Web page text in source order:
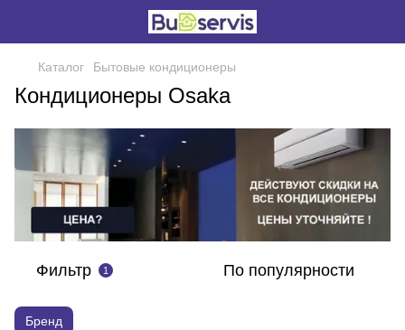
Каталог Бытовые кондиционеры
Кондиционеры Osaka
Фильтр 1 По популярности
Бренд